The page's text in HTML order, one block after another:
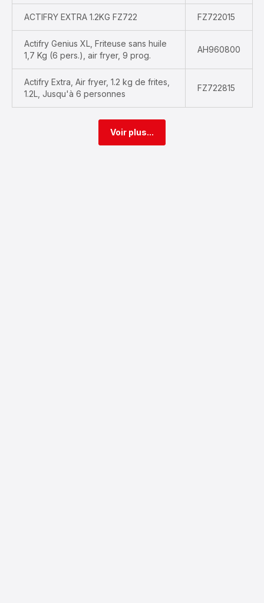
ACTIFRY EXTRA 1.2KG FZ722 FZ722015
Actifry Genius XL, Friteuse sans huile
1,7 Kg (6 pers.), air fryer, 9 prog.
AH960800
Actifry Extra, Air fryer, 1.2 kg de frites,
1.2L, Jusqu'à 6 personnes
FZ722815
Voir plus...